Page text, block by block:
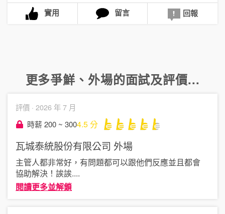
實用 留言 回報
更多爭鮮 、 外場的面試及評價...
評價 · 2026 年 7 月
時薪 200 ~ 3004.5分
瓦城泰統股份有限公司 外場
主管人都非常好，有問題都可以跟他們反應並且都會
協助解決！誒誒....
閱讀更多並解鎖